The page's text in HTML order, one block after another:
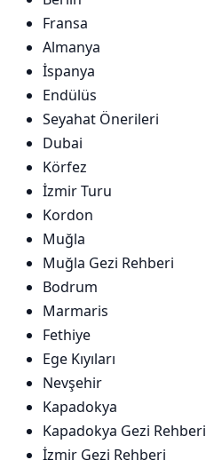
Fransa
Almanya
İspanya
Endülüs
Seyahat Önerileri
Dubai
Körfez
İzmir Turu
Kordon
Muğla
Muğla Gezi Rehberi
Bodrum
Marmaris
Fethiye
Ege Kıyıları
Nevşehir
Kapadokya
Kapadokya Gezi Rehberi
İzmir Gezi Rehberi